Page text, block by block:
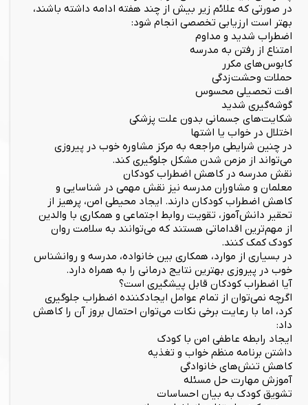
در صورتی که علائم زیر بیش از چند هفته ادامه داشته باشند،
بهتر است ارزیابی تخصصی انجام شود:
اضطراب شدید و مداوم
امتناع از رفتن به مدرسه
کابوس‌های مکرر
حملات وحشت‌زدگی
افت تحصیلی محسوس
گوشه‌گیری شدید
شکایت‌های جسمانی بدون علت پزشکی
اختلال در خواب یا اشتها
در چنین شرایطی مراجعه به مرکز مشاوره خوب در پیروزی
می‌تواند از مزمن شدن مشکل جلوگیری کند.
نقش مدرسه در کاهش اضطراب کودکان
معلمان و مشاوران مدرسه نیز نقش مهمی در شناسایی و
کاهش اضطراب کودکان دارند. ایجاد محیطی امن، پرهیز از
تحقیر دانش‌آموز، تقویت روابط اجتماعی و همکاری با والدین
از مهم‌ترین اقداماتی هستند که می‌توانند به سلامت روان
کودک کمک کنند.
در بسیاری از موارد، همکاری بین خانواده، مدرسه و روانشناس
خوب در پیروزی بهترین نتایج درمانی را به همراه دارد.
آیا اضطراب کودکان قابل پیشگیری است؟
اگرچه نمی‌توان از تمام عوامل ایجادکننده اضطراب جلوگیری
کرد، اما با رعایت برخی نکات می‌توان احتمال بروز آن را کاهش
داد:
ایجاد رابطه عاطفی امن با کودک
داشتن برنامه منظم خواب و تغذیه
کاهش تنش‌های خانوادگی
آموزش مهارت حل مسئله
تشویق کودک به بیان احساسات